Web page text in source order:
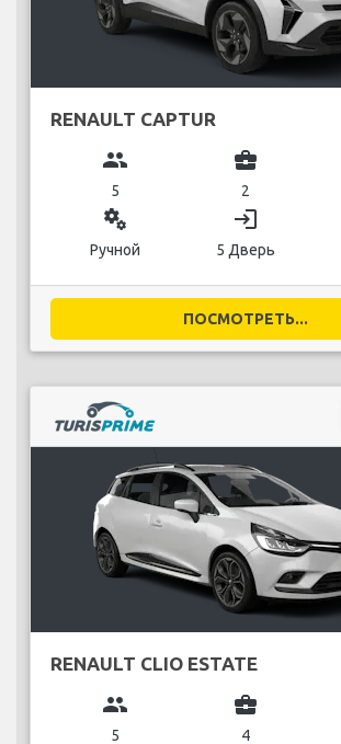
RENAULT CAPTUR
group
5
business_center
2
miscellaneous_services
Ручной
login
5 Дверь
ПОСМОТРЕТЬ...
RENAULT CLIO ESTATE
group
5
business_center
4